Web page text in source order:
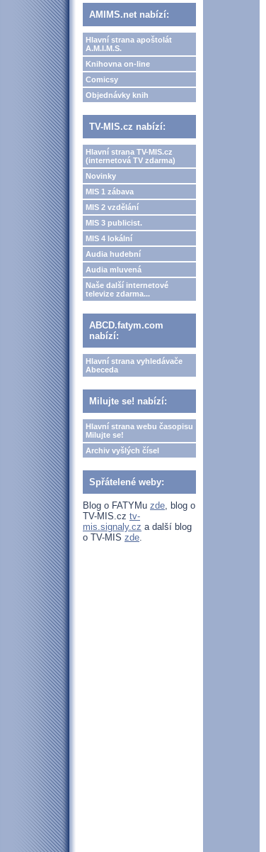
AMIMS.net nabízí:
Hlavní strana apoštolát
A.M.I.M.S.
Knihovna on-line
Comicsy
Objednávky knih
TV-MIS.cz nabízí:
Hlavní strana TV-MIS.cz
(internetová TV zdarma)
Novinky
MIS 1 zábava
MIS 2 vzdělání
MIS 3 publicist.
MIS 4 lokální
Audia hudební
Audia mluvená
Naše další internetové
televize zdarma...
ABCD.fatym.com
nabízí:
Hlavní strana vyhledávače
Abeceda
Milujte se! nabízí:
Hlavní strana webu časopisu
Milujte se!
Archiv vyšlých čísel
Spřátelené weby:
Blog o FATYMu zde, blog o
TV-MIS.cz tv-
mis.signaly.cz a další blog
o TV-MIS zde.